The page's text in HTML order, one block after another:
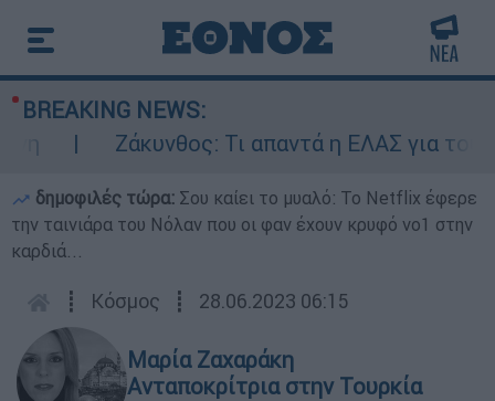
BREAKING NEWS:
Ζάκυνθος: Τι απαντά η ΕΛΑΣ για τους 8
δημοφιλές τώρα: Σου καίει το μυαλό: Το Netflix έφερε
την ταινιάρα του Νόλαν που οι φαν έχουν κρυφό νο1 στην
καρδιά...
┋ Κόσμος ┋ 28.06.2023 06:15
Μαρία Ζαχαράκη
Ανταποκρίτρια στην Τουρκία